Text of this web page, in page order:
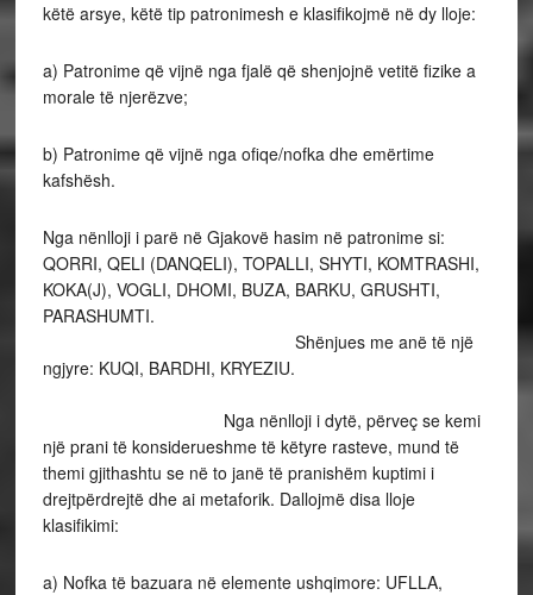
këtë arsye, këtë tip patronimesh e klasifikojmë në dy lloje:
a) Patronime që vijnë nga fjalë që shenjojnë vetitë fizike a
morale të njerëzve;
b) Patronime që vijnë nga ofiqe/nofka dhe emërtime
kafshësh.
Nga nënlloji i parë në Gjakovë hasim në patronime si:
QORRI, QELI (DANQELI), TOPALLI, SHYTI, KOMTRASHI,
KOKA(J), VOGLI, DHOMI, BUZA, BARKU, GRUSHTI,
Shënjues me anë të një
ngjyre: KUQI, BARDHI, KRYEZIU.
Nga nënlloji i dytë, përveç se kemi
një prani të konsiderueshme të këtyre rasteve, mund të
themi gjithashtu se në to janë të pranishëm kuptimi i
drejtpërdrejtë dhe ai metaforik. Dallojmë disa lloje
klasifikimi:
a) Nofka të bazuara në elemente ushqimore: UFLLA,